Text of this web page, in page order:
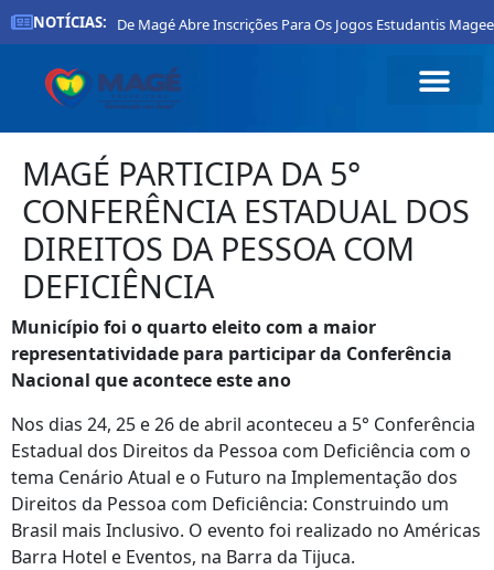
NOTÍCIAS:
Prefeitura De Magé Abre Inscrições Para Os Jogos Estudantis
MAGÉ PARTICIPA DA 5°
CONFERÊNCIA ESTADUAL DOS
DIREITOS DA PESSOA COM
DEFICIÊNCIA
Município foi o quarto eleito com a maior
representatividade para participar da Conferência
Nacional que acontece este ano
Nos dias 24, 25 e 26 de abril aconteceu a 5° Conferência
Estadual dos Direitos da Pessoa com Deficiência com o
tema Cenário Atual e o Futuro na Implementação dos
Direitos da Pessoa com Deficiência: Construindo um
Brasil mais Inclusivo. O evento foi realizado no Américas
Barra Hotel e Eventos, na Barra da Tijuca.